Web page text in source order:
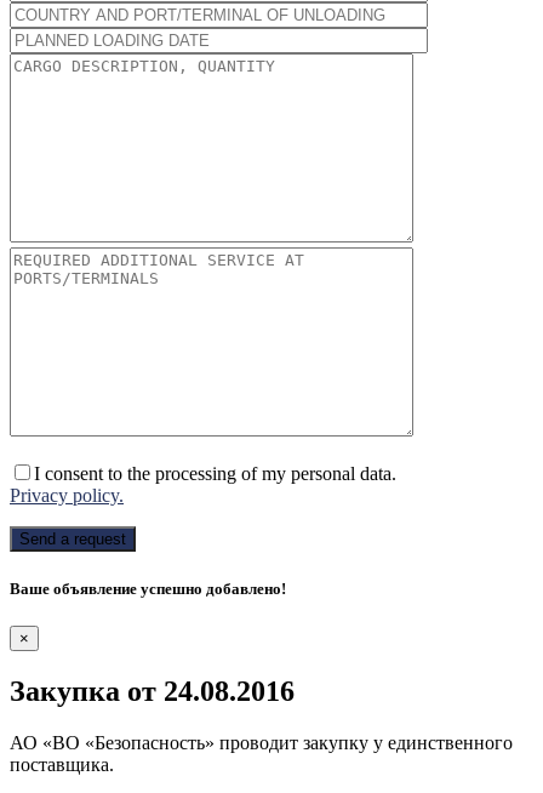
I consent to the processing of my personal data.
Privacy policy.
Ваше объявление успешно добавлено!
×
Закупка от 24.08.2016
АО «ВО «Безопасность» проводит закупку у единственного
поставщика.